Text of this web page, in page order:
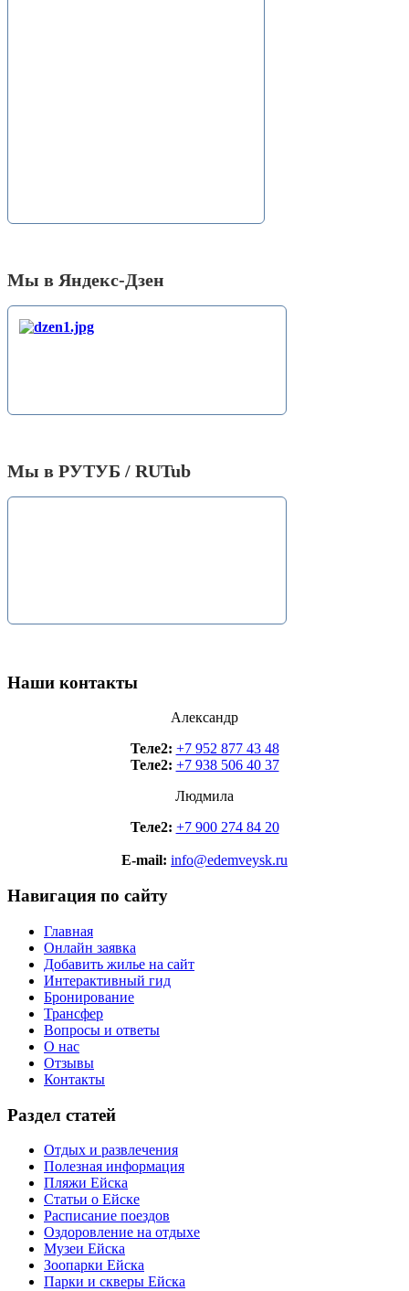
Мы в Яндекс-Дзен
Мы в РУТУБ / RUTub
Наши контакты
Александр
Теле2: +7 952 877 43 48
Теле2: +7 938 506 40 37
Людмила
Теле2: +7 900 274 84 20
E-mail: info@edemveysk.ru
Навигация по сайту
Главная
Онлайн заявка
Добавить жилье на сайт
Интерактивный гид
Бронирование
Трансфер
Вопросы и ответы
О нас
Отзывы
Контакты
Раздел статей
Отдых и развлечения
Полезная информация
Пляжи Ейска
Статьи о Ейске
Расписание поездов
Оздоровление на отдыхе
Музеи Ейска
Зоопарки Ейска
Парки и скверы Ейска